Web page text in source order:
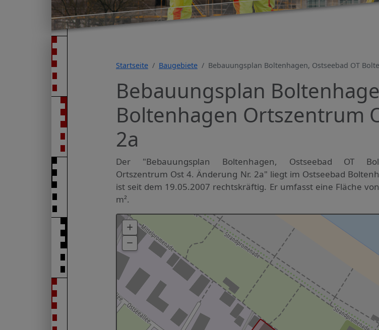
Startseite Baugebiete Bebauungsplan Boltenhagen, Ostseebad OT
Bebauungsplan
Boltenhagen Ortszentrum
2a
Der "Bebauungsplan Boltenhagen, Ostseebad OT
Ortszentrum Ost 4. Änderung Nr. 2a" liegt im Ostseebad
ist seit dem 19.05.2007 rechtskräftig. Er umfasst eine Fläche
m².